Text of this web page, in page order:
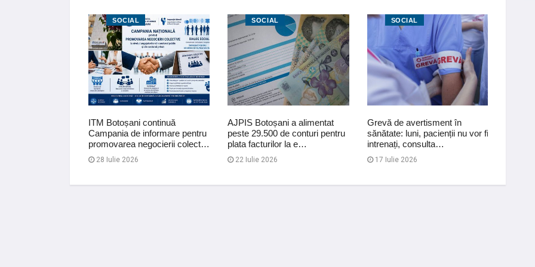
SOCIAL
ITM Botoșani continuă
Campania de informare pentru
promovarea negocierii colect…
28 Iulie 2026
SOCIAL
AJPIS Botoșani a alimentat
peste 29.500 de conturi pentru
plata facturilor la e…
22 Iulie 2026
SOCIAL
Grevă de avertisment în
sănătate: luni, pacienții nu vor fi
intrenați, consulta…
17 Iulie 2026